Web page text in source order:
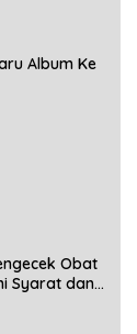
Album Ke
Obat
Syarat dan